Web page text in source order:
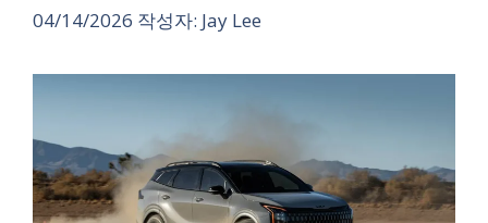
04/14/2026 작성자: Jay Lee